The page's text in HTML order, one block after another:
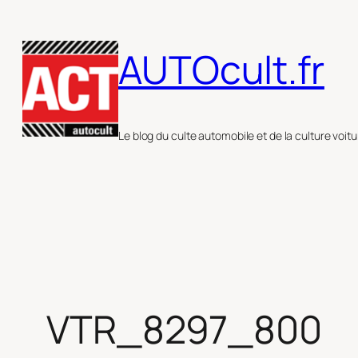
au
contenu
AUTOcult.fr
Le blog du culte automobile et de la culture
VTR_8297_800